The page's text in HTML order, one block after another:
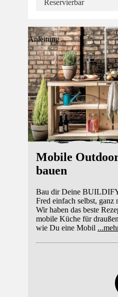
Reservierbar
Anleitung
Mobile
bauen
Bau dir Deine
Fred einfach selbst, ganz
Wir haben das beste
mobile Küche für
wie Du eine Mobil ...